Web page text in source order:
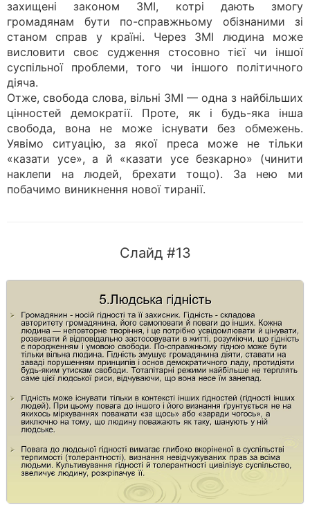
захищені законом ЗМІ, котрі дають змогу
громадянам бути по-справжньому обізнаними зі
станом справ у країні. Через ЗМІ людина може
висловити своє судження стосовно тієї чи іншої
суспільної проблеми, того чи іншого політичного
діяча.
Отже, свобода слова, вільні ЗМІ — одна з найбільших
цінностей демократії. Проте, як і будь-яка інша
свобода, вона не може існувати без обмежень.
Уявімо ситуацію, за якої преса може не тільки
«казати усе», а й «казати усе безкарно» (чинити
наклепи на людей, брехати тощо). За нею ми
побачимо виникнення нової тиранії.
Слайд #13